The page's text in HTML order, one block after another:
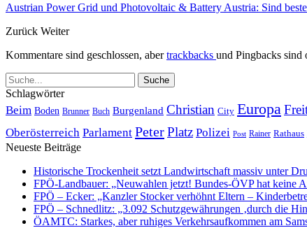
Austrian Power Grid und Photovoltaic & Battery Austria: Sind
Zurück Weiter
Kommentare sind geschlossen, abertrackbacks und Pingbacks sind
Schlagwörter
Beim Boden Brunner Buch Burgenland Christian City Europa
Oberösterreich Parlament PeterPlatz Polizei Post Rainer Rathaus
Neueste Beiträge
Historische Trockenheit setzt Landwirtschaft massiv unter
FPÖ-Landbauer: „Neuwahlen jetzt! Bundes-ÖVP hat keine
FPÖ – Ecker: „Kanzler Stocker verhöhnt Eltern –
FPÖ – Schnedlitz: „3.092 Schutzgewährungen ‚durch die
ÖAMTC: Starkes, aber ruhiges Verkehrsaufkommen am